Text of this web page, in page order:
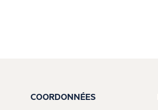
COORDONNÉES